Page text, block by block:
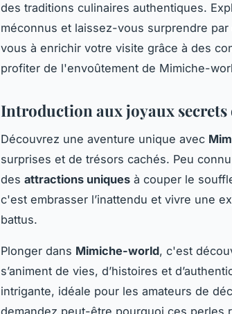
des traditions culinaires authentiques.
méconnus et laissez-vous surprendre
vous à enrichir votre visite grâce à des
profiter de l'envoûtement de Mimiche-
Introduction aux joyaux
Découvrez une aventure unique avec
surprises et de trésors cachés. Peu
des attractions uniques à couper le
c'est embrasser l’inattendu et vivre une
battus.
Plonger dans Mimiche-world, c'est
s’animent de vies, d’histoires et
intrigante, idéale pour les amateurs de